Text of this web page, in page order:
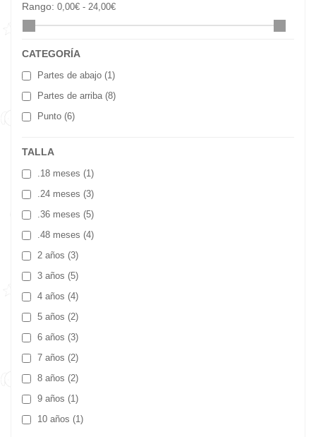
Rango: 0,00€ - 24,00€
CATEGORÍA
Partes de abajo (1)
Partes de arriba(8)
Punto (6)
TALLA
.18 meses (1)
.24 meses (3)
.36 meses (5)
.48 meses (4)
2 años (3)
3 años (5)
4 años (4)
5 años (2)
6 años (3)
7 años (2)
8 años (2)
9 años (1)
10 años (1)